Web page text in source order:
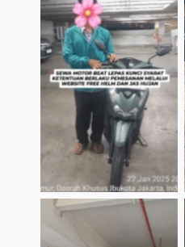
TNo Caption